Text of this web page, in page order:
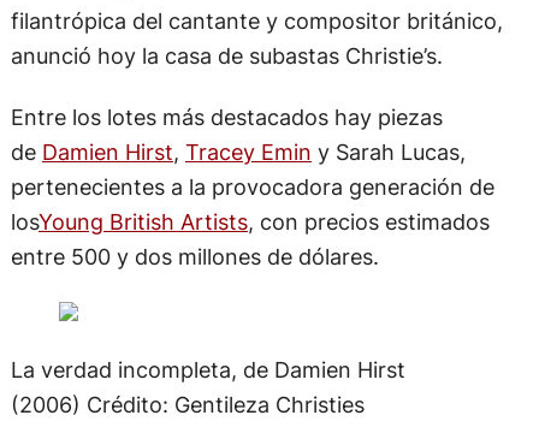
filantrópica del cantante y compositor británico,
anunció hoy la casa de subastas Christie’s.
Entre los lotes más destacados hay piezas
de Damien Hirst, Tracey Emin y Sarah Lucas,
pertenecientes a la provocadora generación de
losYoung British Artists, con precios estimados
entre 500 y dos millones de dólares.
La verdad incompleta, de Damien Hirst
(2006) Crédito: Gentileza Christies